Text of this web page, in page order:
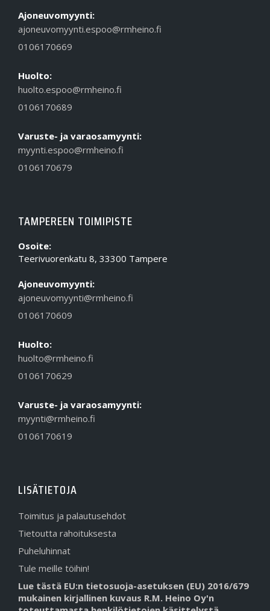
Ajoneuvomyynti:
ajoneuvomyynti.espoo@rmheino.fi
0106170669
Huolto:
huolto.espoo@rmheino.fi
0106170689
Varuste- ja varaosamyynti:
myynti.espoo@rmheino.fi
0106170679
TAMPEREEN TOIMIPISTE
Osoite:
Teerivuorenkatu 8, 33300 Tampere
Ajoneuvomyynti:
ajoneuvomyynti@rmheino.fi
0106170609
Huolto:
huolto@rmheino.fi
0106170629
Varuste- ja varaosamyynti:
myynti@rmheino.fi
0106170619
LISÄTIETOJA
Toimitus ja palautusehdot
Tietoutta rahoituksesta
Puheluhinnat
Tule meille töihin!
Lue tästä EU:n tietosuoja-asetuksen (EU) 2016/679
mukainen kirjallinen kuvaus R.M. Heino Oy'n